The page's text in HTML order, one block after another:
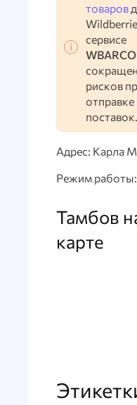
товаров
сервисе
рисков
отправке
поставок.
Адрес: Карла
Режим
Тамбов
карте